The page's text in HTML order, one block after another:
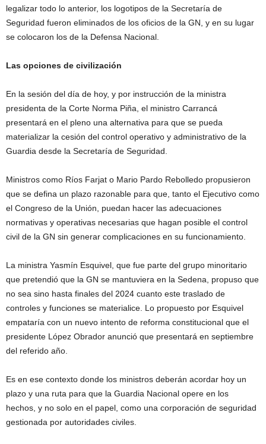
legalizar todo lo anterior, los logotipos de la Secretaría de
Seguridad fueron eliminados de los oficios de la GN, y en su lugar
se colocaron los de la Defensa Nacional.
Las opciones de civilización
En la sesión del día de hoy, y por instrucción de la ministra
presidenta de la Corte Norma Piña, el ministro Carrancá
presentará en el pleno una alternativa para que se pueda
materializar la cesión del control operativo y administrativo de la
Guardia desde la Secretaría de Seguridad.
Ministros como Ríos Farjat o Mario Pardo Rebolledo propusieron
que se defina un plazo razonable para que, tanto el Ejecutivo como
el Congreso de la Unión, puedan hacer las adecuaciones
normativas y operativas necesarias que hagan posible el control
civil de la GN sin generar complicaciones en su funcionamiento.
La ministra Yasmín Esquivel, que fue parte del grupo minoritario
que pretendió que la GN se mantuviera en la Sedena, propuso que
no sea sino hasta finales del 2024 cuanto este traslado de
controles y funciones se materialice. Lo propuesto por Esquivel
empataría con un nuevo intento de reforma constitucional que el
presidente López Obrador anunció que presentará en septiembre
del referido año.
Es en ese contexto donde los ministros deberán acordar hoy un
plazo y una ruta para que la Guardia Nacional opere en los
hechos, y no solo en el papel, como una corporación de seguridad
gestionada por autoridades civiles.